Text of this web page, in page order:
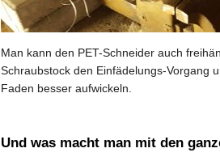
Man kann den PET-Schneider auch
Schraubstock den Einfädelungs-Vorgang
Faden besser aufwickeln.
Und was macht man mit den